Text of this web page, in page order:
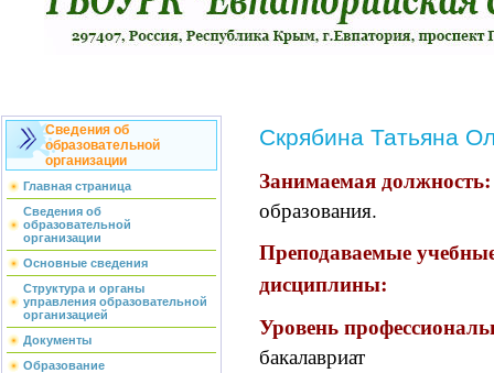
Сведения об
образовательной
организации
Главная страница
Сведения об
образовательной
организации
Основные сведения
Структура и органы
управления образовательной
организацией
Документы
Образование
Скрябина Татьяна
Занимаемая должность:
образования.
Преподаваемые
дисциплины:
Уровень
бакалавриат